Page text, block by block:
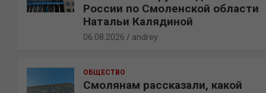
России по Смоленской области
Натальи Калядиной
06.08.2026 andrey
ОБЩЕСТВО
Смолянам рассказали, какой